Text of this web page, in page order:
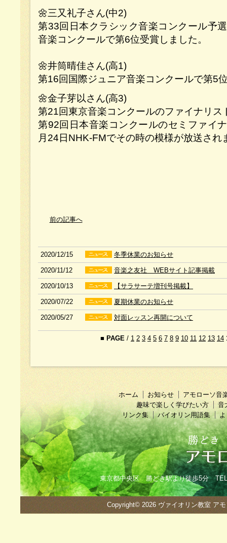
🌼三又礼子さん(中2)
第33回日本クラシック音楽コンクール予
音楽コンクールで第6位受賞しました。
🌼井筒晴佳さん(高1)
第16回国際ジュニア音楽コンクールで第5
🌼金子芽以さん(高3)
第21回東京音楽コンクールのファイナリス
第92回日本音楽コンクールのセミファイ
月24日NHK-FMでその時の模様が放送
前の記事へ
2020/12/15 冬季休業のお知らせ
2020/11/12 音楽之友社 WEBサイト記事掲載
2020/10/13 【サラサーテ増刊号掲載】
2020/07/22 夏期休業のお知らせ
2020/05/27 対面レッスン再開について
■ PAGE / 1 2 3 4 5 6 7 8 9 10 11 12 13 14
ホーム お知らせ
アモローソ音
趣味で楽しく学びたい方
音
リンク集
バイオリン用語集
東京都中央区 勝どき駅より徒歩5分
Copyright© 2026 ヴァイオリン教室 ア